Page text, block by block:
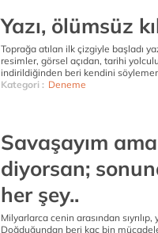
Yazı, ölümsüz
Toprağa atılan ilk çizgiyle başladı
resimler, görsel açıdan, tarihi
indirildiğinden beri kendini
Kategori : Deneme
Savaşayım
diyorsan;
her şey..
Milyarlarca cenin arasından
Doğduğundan beri kaç bin